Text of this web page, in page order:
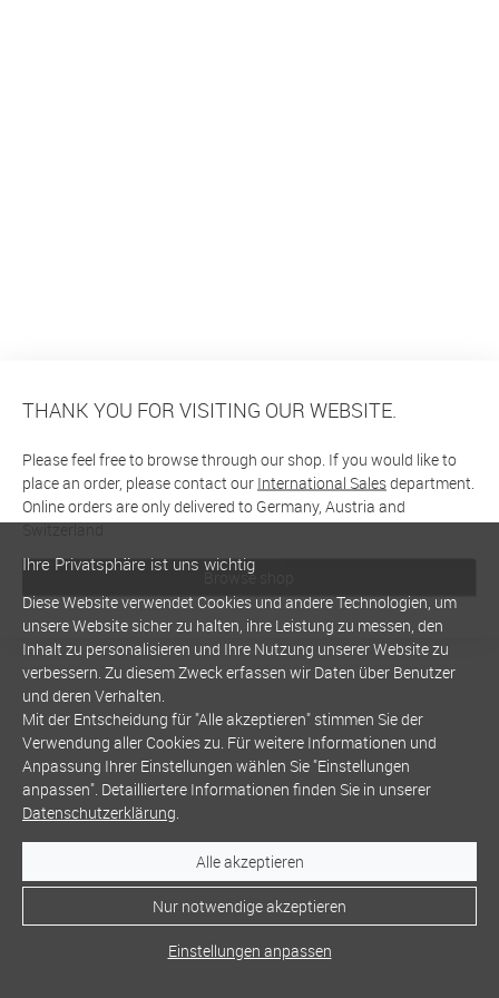
THANK YOU FOR VISITING OUR WEBSITE.
Please feel free to browse through our shop. If you would like to
place an order, please contact our International Salesdepartment.
Online orders are only delivered to Germany, Austria and
Switzerland
Browse shop
Ihre Privatsphäre ist uns wichtig
Diese Website verwendet Cookies und andere Technologien, um
unsere Website sicher zu halten, ihre Leistung zu messen, den
Inhalt zu personalisieren und Ihre Nutzung unserer Website zu
verbessern. Zu diesem Zweck erfassen wir Daten über Benutzer
und deren Verhalten.
Mit der Entscheidung für "Alle akzeptieren" stimmen Sie der
Verwendung aller Cookies zu. Für weitere Informationen und
Anpassung Ihrer Einstellungen wählen Sie "Einstellungen
anpassen". Detailliertere Informationen finden Sie in unserer
Datenschutzerklärung.
Alle akzeptieren
Nur notwendige akzeptieren
Einstellungen anpassen